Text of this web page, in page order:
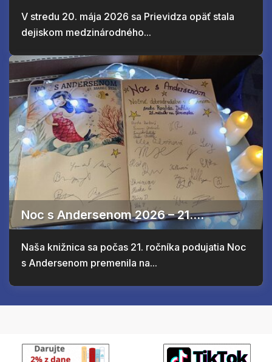
V stredu 20. mája 2026 sa Prievidza opäť stala
dejiskom medzinárodného...
Noc s Andersenom 2026 – 21....
Naša knižnica sa počas 21. ročníka podujatia Noc
s Andersenom premenila na...